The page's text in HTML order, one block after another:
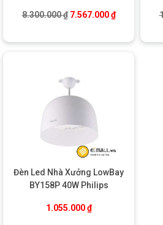
8.300.000₫ Giá gốc là: 8.300.000 ₫.
7.567.000₫Giá hiện tại
Đèn Led Nhà Xưởng LowBay
BY158P 40W Philips
1.055.000₫